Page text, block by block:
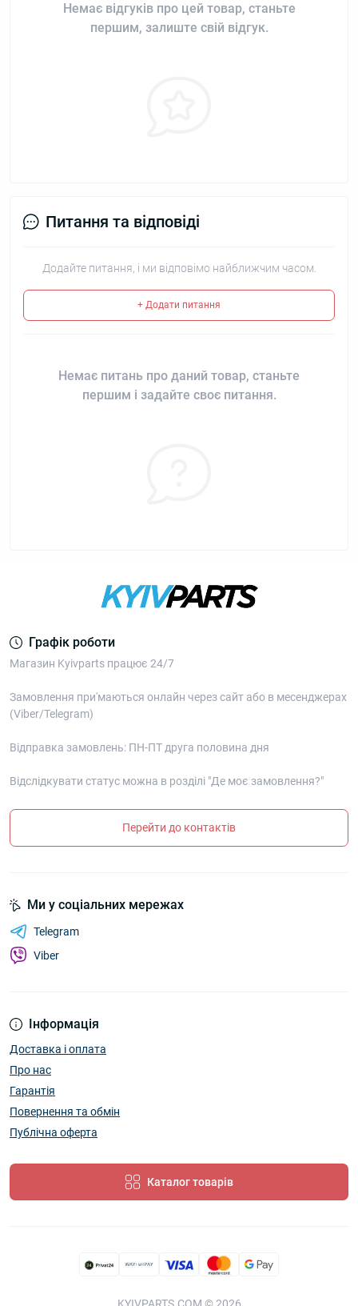
Немає відгуків про цей товар, станьте
першим, залиште свій відгук.
Питання та відповіді
Додайте питання, і ми відповімо найближчим часом.
+ Додати питання
Немає питань про даний товар, станьте
першим і задайте своє питання.
Графік роботи
Магазин Kyivparts працює 24/7
Замовлення при'маються онлайн через сайт або в месенджерах
(Viber/Telegram)
Відправка замовлень: ПН-ПТ друга половина дня
Відслідкувати статус можна в розділі "Де моє замовлення?"
Перейти до контактів
Інформація
Доставка і оплата
Про нас
Гарантія
Повернення та обмін
Публічна оферта
Каталог товарів
Ми у соціальних мережах
Telegram
Viber